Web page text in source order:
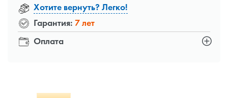
Оплата
Хотите вернуть? Легко!
Гарантия: 7 лет